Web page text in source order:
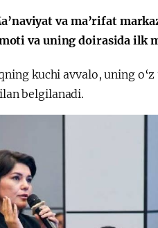
Президента
Мирзиёева
va ma’rifat
va uning doirasida ilk
kuchi avvalo, uning
belgilanadi.